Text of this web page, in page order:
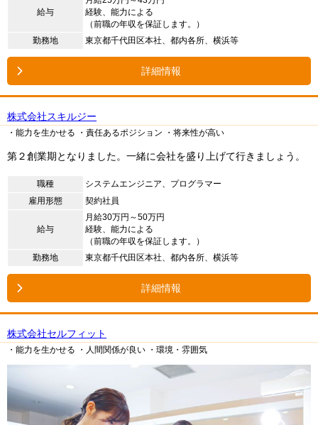
給与
経験、能力による
（前職の年収を保証します。）
勤務地
東京都千代田区本社、都内各所、横浜等
詳細情報
株式会社スキルジー
・能力を生かせる ・責任あるポジション ・将来性が高い
第２創業期となりました。一緒に会社を盛り上げて行きましょう。
職種
システムエンジニア、プログラマー
雇用形態
契約社員
給与
月給30万円～50万円
経験、能力による
（前職の年収を保証します。）
勤務地
東京都千代田区本社、都内各所、横浜等
詳細情報
株式会社セルフィット
・能力を生かせる ・人間関係が良い ・環境・雰囲気